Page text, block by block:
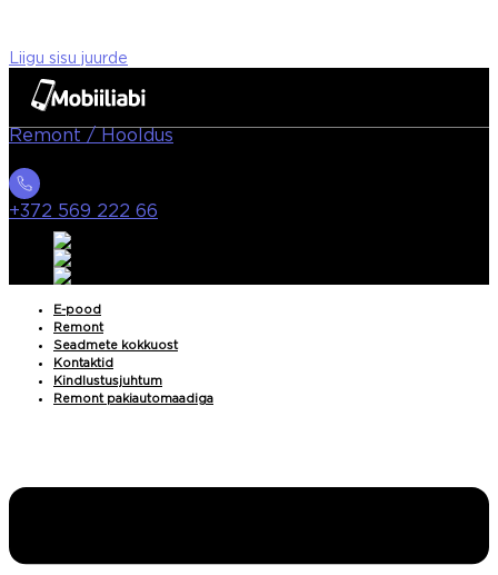
Liigu sisu juurde
Remont / Hooldus
+372 569 222 66
E-pood
Remont
Seadmete kokkuost
Kontaktid
Kindlustusjuhtum
Remont pakiautomaadiga